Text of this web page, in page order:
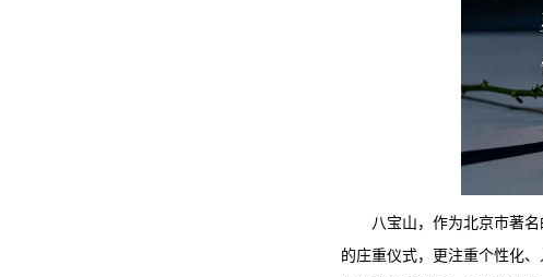
八宝山，作为北京市著
的庄重仪式，更注重个性化